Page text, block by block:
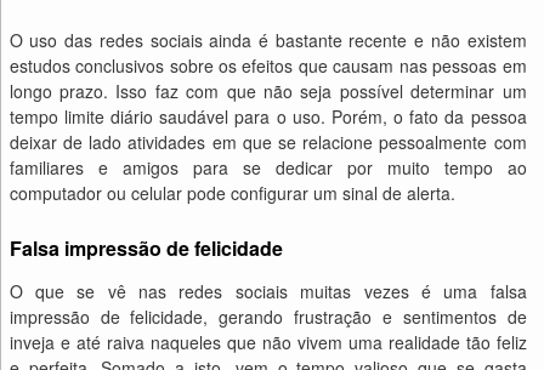
O uso das redes sociais ainda é bastante recente e não existem
estudos conclusivos sobre os efeitos que causam nas pessoas em
longo prazo. Isso faz com que não seja possível determinar um
tempo limite diário saudável para o uso. Porém, o fato da pessoa
deixar de lado atividades em que se relacione pessoalmente com
familiares e amigos para se dedicar por muito tempo ao
computador ou celular pode configurar um sinal de alerta.
Falsa impressão de felicidade
O que se vê nas redes sociais muitas vezes é uma falsa
impressão de felicidade, gerando frustração e sentimentos de
inveja e até raiva naqueles que não vivem uma realidade tão feliz